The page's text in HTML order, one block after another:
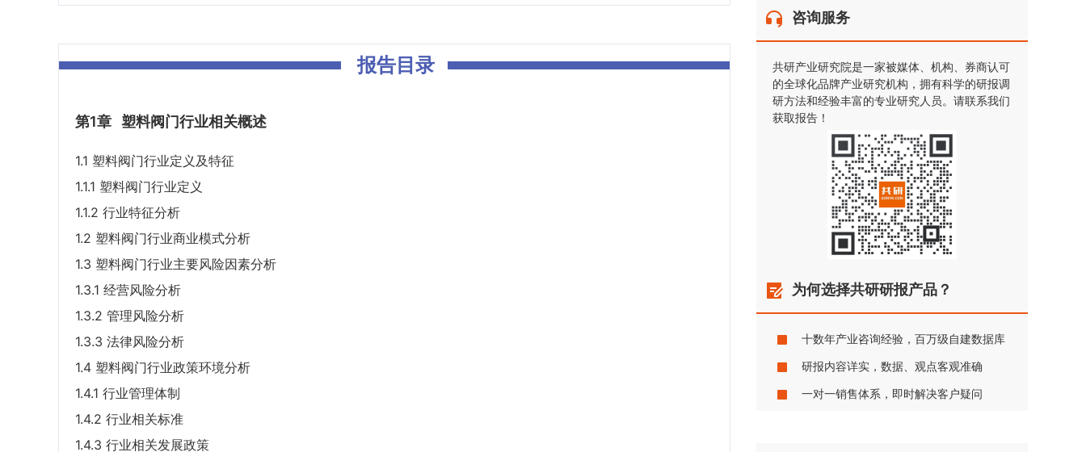
报告目录
第1章 塑料阀门行业相关概述
1.1 塑料阀门行业定义及特征
1.1.1 塑料阀门行业定义
1.1.2 行业特征分析
1.2 塑料阀门行业商业模式分析
1.3 塑料阀门行业主要风险因素分析
1.3.1 经营风险分析
1.3.2 管理风险分析
1.3.3 法律风险分析
1.4 塑料阀门行业政策环境分析
1.4.1 行业管理体制
1.4.2 行业相关标准
1.4.3 行业相关发展政策
咨询服务
共研产业研究院是一家被媒体、机构、券商认可
的全球化品牌产业研究机构，拥有科学的研报调
研方法和经验丰富的专业研究人员。请联系我们
获取报告！
为何选择共研研报产品？
十数年产业咨询经验，百万级自建数据库
研报内容详实，数据、观点客观准确
一对一销售体系，即时解决客户疑问